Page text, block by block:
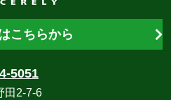
こちらから
5051
田2-7-6